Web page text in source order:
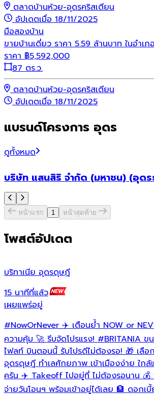
ตลาดบ้านห้วย-อุดรคริสเตียน
อัปเดตเมื่อ 18/11/2025
มือสองบ้าน
ขายบ้านเดี่ยว ราคา 5.59 ล้านบาท ในอำเภ
ราคา ฿5,592,000
87 ตร.ว.
ตลาดบ้านห้วย-อุดรคริสเตียน
อัปเดตเมื่อ 18/11/2025
แบรนด์โครงการ อุดร
ดูทั้งหมด
บริษัท แสนสิริ จำกัด (มหาชน) (อุดร
หน้าแรก 1 หน้าสุดท้าย
โพสต์อัปเดต
บริทาเนีย อุดรดุษฎี
15 นาทีที่แล้ว
เผยแพร่อยู่
#NowOrNever ✈️ เตือนย้ำ NOW or
ความคุ้ม 🚀 รีบจัดโปรแรง! #BRITANIA ข
ไฟลท์ บินตอนนี้ รับโปรดีไม่ต้องรอ! 🎁 เลือก
อุดรดุษฎี ทำเลศักยภาพ เข้าเมืองง่าย ใก
ครัน ✈️ Takeoff ไปอยู่ที่ ไม่ต้องรอนาน 💰
จ่ายวันโอนฯ พร้อมเข้าอยู่ได้เลย 🏦 ดอกเ